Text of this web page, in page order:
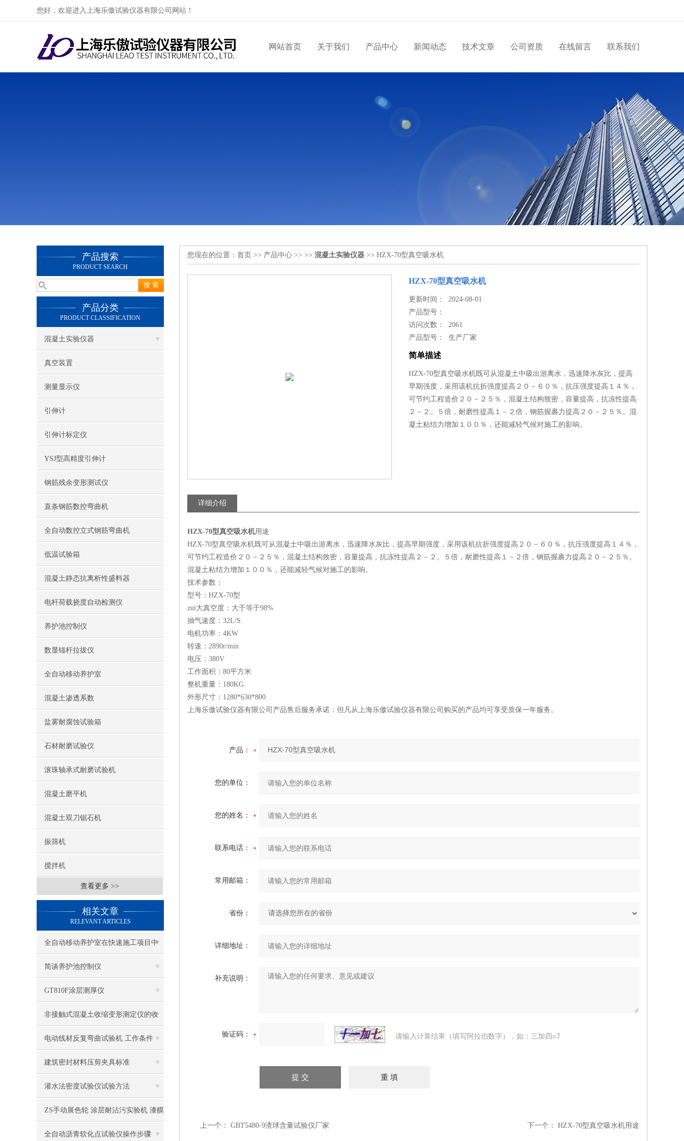
您好，欢迎进入上海乐傲试验仪器有限公司网站！
网站首页 关于我们 产品中心 新闻动态 技术文章 公司资质 在线留言 联系我们
产品搜索
PRODUCT SEARCH
产品分类
PRODUCT CLASSIFICATION
混凝土实验仪器
真空装置
测量显示仪
引伸计
引伸计标定仪
YSJ型高精度引伸计
钢筋残余变形测试仪
直条钢筋数控弯曲机
全自动数控立式钢筋弯曲机
低温试验箱
混凝土静态抗离析性盛料器
电杆荷载挠度自动检测仪
养护池控制仪
数显锚杆拉拔仪
全自动移动养护室
混凝土渗透系数
盐雾耐腐蚀试验箱
石材耐磨试验仪
滚珠轴承式耐磨试验机
混凝土磨平机
混凝土双刀锯石机
振筛机
搅拌机
查看更多 >>
相关文章
RELEVANT ARTICLES
全自动移动养护室在快速施工项目中
的应用
简谈养护池控制仪
GT810F涂层测厚仪
非接触式混凝土收缩变形测定仪的收
缩试验方法
电动线材反复弯曲试验机 工作条件
建筑密封材料压剪夹具标准
灌水法密度试验仪试验方法
ZS手动展色轮 涂层耐沾污实验机 漆膜
附着力试验仪 漆膜划格器 百格刀
全自动沥青软化点试验仪操作步骤
您现在的位置： 首页 >> 产品中心 >> >> 混凝土实验仪器 >> HZX-70型真空吸水机
HZX-70型真空吸水机
更新时间： 2024-08-01
产品型号：
访问次数： 2061
产品型号： 生产厂家
简单描述
HZX-70型真空吸水机既可从混凝土中吸出游离水，迅速降水灰比，提高
早期强度，采用该机抗折强度提高２０－６０％，抗压强度提高１４％，
可节约工程造价２０－２５％，混凝土结构致密，容量提高，抗冻性提高
２－２。５倍，耐磨性提高１－２倍，钢筋握裹力提高２０－２５％。混
凝土粘结力增加１００％，还能减轻气候对施工的影响。
详细介绍
HZX-70型真空吸水机用途
HZX-70型真空吸水机既可从混凝土中吸出游离水，迅速降水灰比，提高早期强度，采用该机抗折强度提高２０－６０％，抗压强度提高１４％，
可节约工程造价２０－２５％，混凝土结构致密，容量提高，抗冻性提高２－２。５倍，耐磨性提高１－２倍，钢筋握裹力提高２０－２５％。
混凝土粘结力增加１００％，还能减轻气候对施工的影响。
技术参数：
型号：HZX-70型
zui大真空度：大于等于98%
抽气速度：32L/S
电机功率：4KW
转速：2890r/min
电压：380V
工作面积：80平方米
整机重量：180KG
外形尺寸：1280*630*800
上海乐傲试验仪器有限公司产品售后服务承诺：但凡从上海乐傲试验仪器有限公司购买的产品均可享受质保一年服务。
产品：
您的单位：
您的姓名：
联系电话：
常用邮箱：
省份：
详细地址：
补充说明：
验证码： 请输入计算结果（填写阿拉伯数字），如：三加四=7
上一个： GBT5480-9渣球含量试验仪厂家 下一个： HZX-70型真空吸水机用途